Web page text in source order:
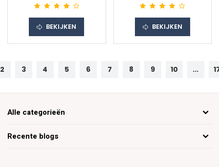
BEKIJKEN BEKIJKEN
2 3 4 5 6 7 8 9 10 ...
Recente blogs
Alle categorieën